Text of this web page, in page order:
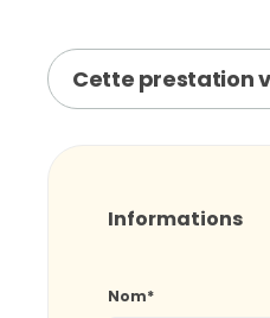
Cette prestation
Informations
Nom*